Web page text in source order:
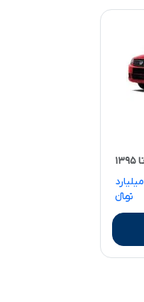
۱.۰۲۰ میلیارد تا ۱.۳۰۰ میلیارد
تومانءءء